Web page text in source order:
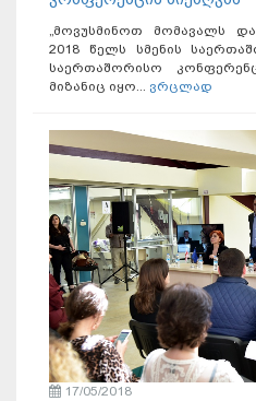
„მოვუსმინოთ მომავალს
2018 წელს სმენის
საერთაშორისო
მიზანიც იყო... ვრცლად
17/05/2018